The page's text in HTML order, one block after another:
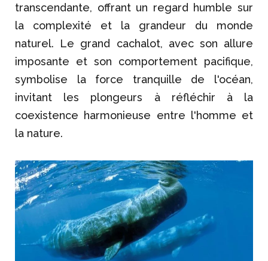
transcendante, offrant un regard humble sur
la complexité et la grandeur du monde
naturel. Le grand cachalot, avec son allure
imposante et son comportement pacifique,
symbolise la force tranquille de l'océan,
invitant les plongeurs à réfléchir à la
coexistence harmonieuse entre l'homme et
la nature.